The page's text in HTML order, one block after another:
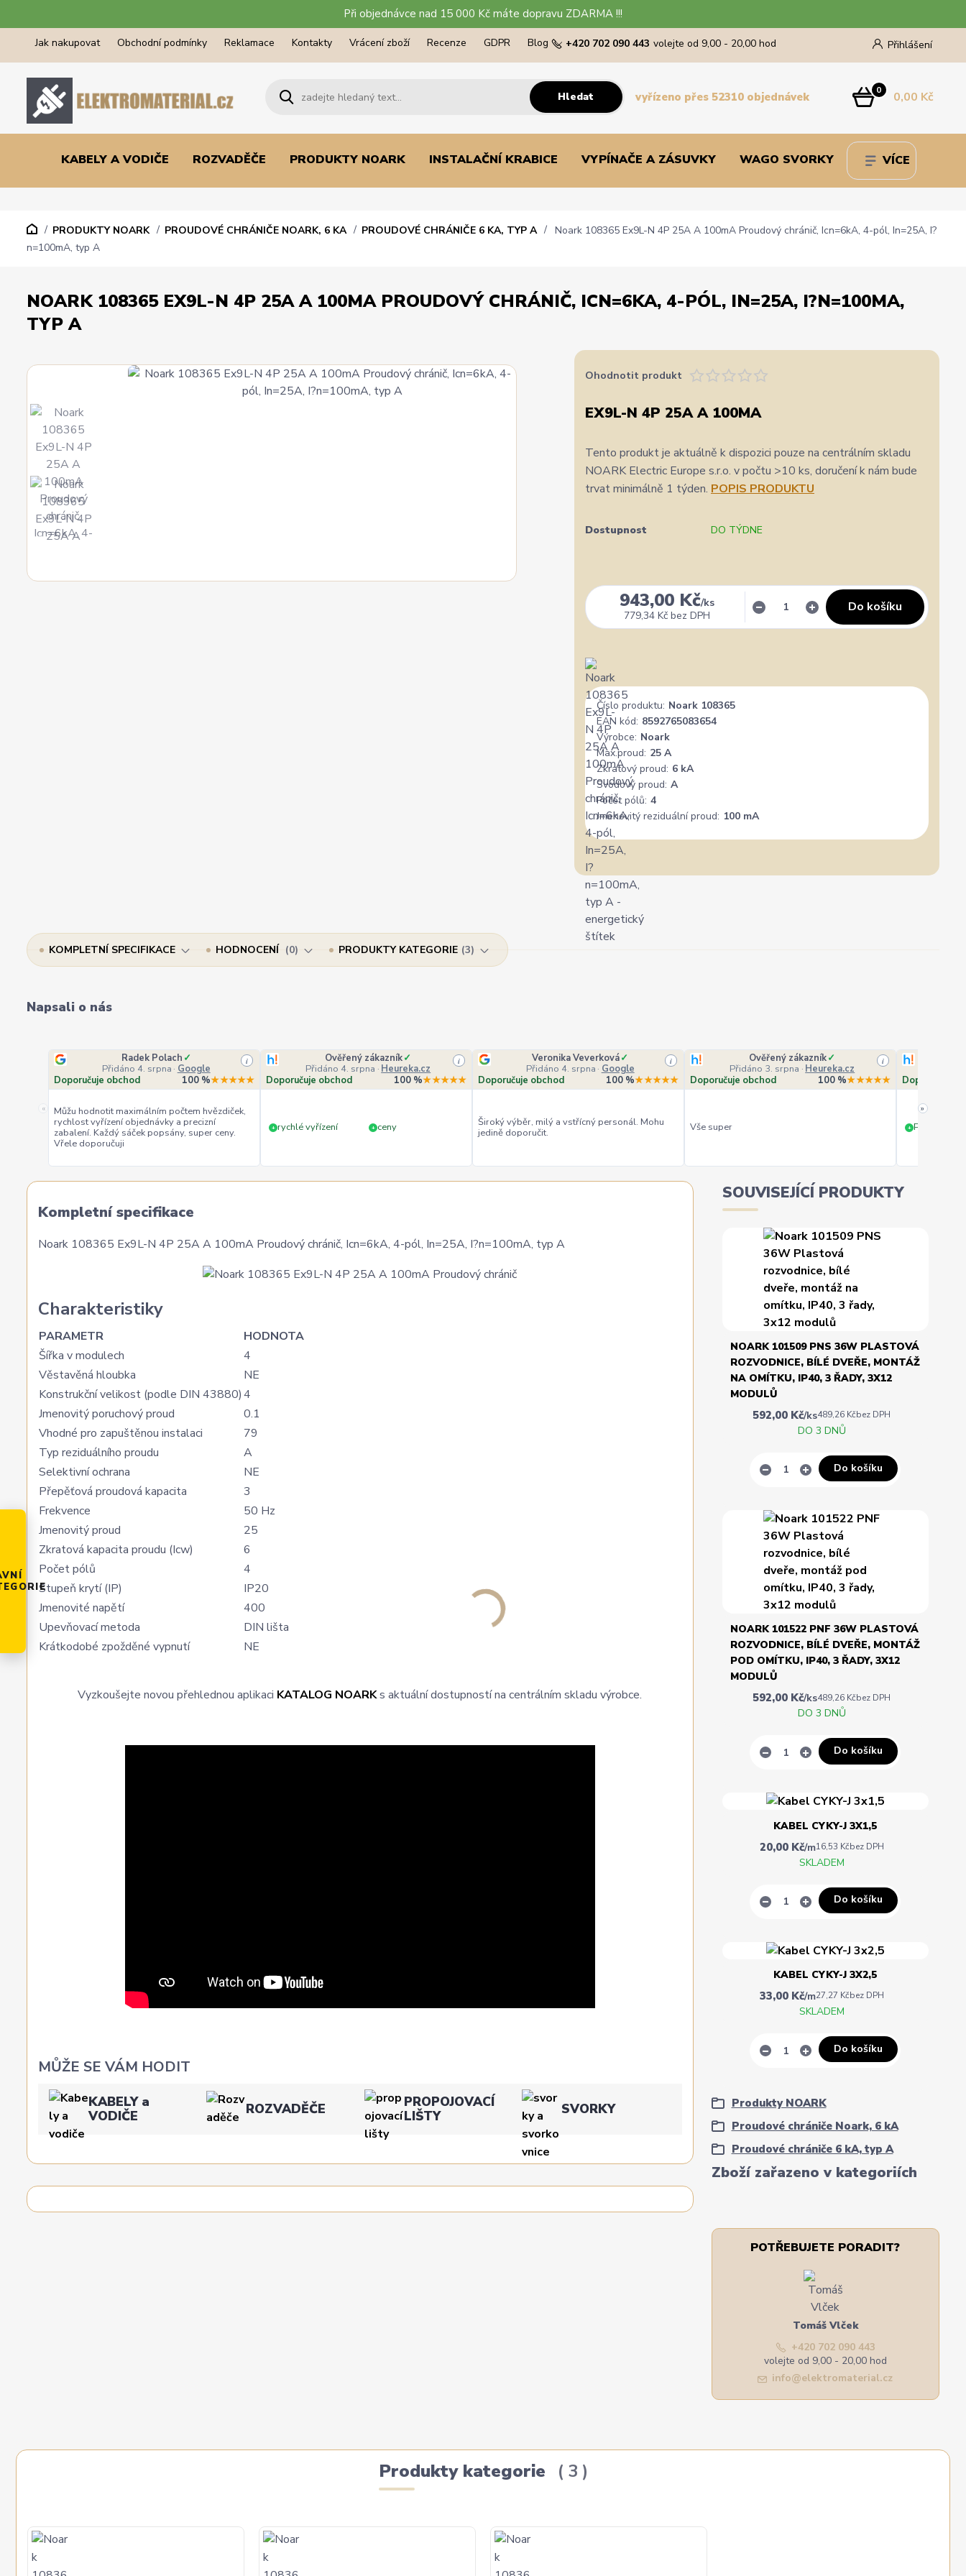
Při objednávce nad 15 000 Kč máte dopravu ZDARMA !!!
Jak nakupovat Obchodní podmínky Reklamace Kontakty Vrácení zboží Recenze GDPR Blog Přihlášení
Hledat
+420 702 090 443 volejte od 9,00 - 20,00 hod
0 0,00 Kč
vyřízeno přes 52310 objednávek
KABELY A VODIČE ROZVADĚČE PRODUKTY NOARK INSTALAČNÍ KRABICE VYPÍNAČE A ZÁSUVKY WAGO SVORKY VÍCE
PRODUKTY NOARK PROUDOVÉ CHRÁNIČE NOARK, 6 KA PROUDOVÉ CHRÁNIČE 6 KA, TYP A
Noark 108365 Ex9L-N 4P 25A A 100mA Proudový chránič, Icn=6kA, 4-pól, In=25A, I?
n=100mA, typ A
NOARK 108365 EX9L-N 4P 25A A 100MA PROUDOVÝ CHRÁNIČ, ICN=6KA, 4-PÓL, IN=25A, I?N=100MA,
TYP A
Ohodnotit produkt
EX9L-N 4P 25A A 100MA
Tento produkt je aktuálně k dispozici pouze na centrálním skladu
NOARK Electric Europe s.r.o. v počtu >10 ks, doručení k nám bude
trvat minimálně 1 týden. POPIS PRODUKTU
Dostupnost DO TÝDNE
943,00 Kč/ks
779,34 Kč bez DPH
Do košíku
Číslo produktu: Noark 108365
EAN kód: 8592765083654
Výrobce: Noark
Max.proud: 25 A
Zkratový proud: 6 kA
Svodový proud: A
Počet pólů: 4
Jmenovitý reziduální proud: 100 mA
KOMPLETNÍ SPECIFIKACE HODNOCENÍ 0 PRODUKTY KATEGORIE 3
Napsali o nás
«
Radek Polach ✓
Přidáno 4. srpna · Google
i
Doporučuje obchod 100 %★★★★★
Můžu hodnotit maximálním počtem hvězdiček,
rychlost vyřízení objednávky a precizní
zabalení. Každý sáček popsány, super ceny.
Vřele doporučuji
Ověřený zákazník✓
Přidáno 4. srpna · Heureka.cz
i
Doporučuje obchod 100 %★★★★★
+ rychlé vyřízení + ceny
Veronika Veverková✓
Přidáno 4. srpna · Google
i
Doporučuje obchod 100 %★★★★★
Široký výběr, milý a vstřícný personál. Mohu
jedině doporučit.
Ověřený zákazník✓
Přidáno 3. srpna · Heureka.cz
i
Doporučuje obchod 100 %★★★★★
Vše super
Doporučuje
+ PERFEKTNÍ
»
Kompletní specifikace
Noark 108365 Ex9L-N 4P 25A A 100mA Proudový chránič, Icn=6kA, 4-pól, In=25A, I?n=100mA, typ A
Charakteristiky
PARAMETR
HODNOTA
Šířka v modulech
4
Věstavěná hloubka
NE
Konstrukční velikost (podle DIN 43880)4
Jmenovitý poruchový proud
0.1
Vhodné pro zapuštěnou instalaci
79
Typ reziduálního proudu
A
Selektivní ochrana
NE
Přepěťová proudová kapacita
3
Frekvence
50 Hz
Jmenovitý proud
25
Zkratová kapacita proudu (Icw)
6
Počet pólů
4
Stupeň krytí (IP)
IP20
Jmenovité napětí
400
Upevňovací metoda
DIN lišta
Krátkodobé zpožděné vypnutí
NE
Vyzkoušejte novou přehlednou aplikaci KATALOG NOARKs aktuální dostupností na centrálním skladu výrobce.
MŮŽE SE VÁM HODIT
KABELY a
VODIČE
ROZVADĚČE
PROPOJOVACÍ
LIŠTY
SVORKY
Zboží zařazeno v kategoriích
Produkty NOARK
Proudové chrániče Noark, 6 kA
Proudové chrániče 6 kA, typ A
SOUVISEJÍCÍ PRODUKTY
NOARK 101509 PNS 36W PLASTOVÁ
ROZVODNICE, BÍLÉ DVEŘE, MONTÁŽ
NA OMÍTKU, IP40, 3 ŘADY, 3X12
MODULŮ
592,00 Kč/ks489,26 Kčbez DPH
DO 3 DNŮ
Do košíku
NOARK 101522 PNF 36W PLASTOVÁ
ROZVODNICE, BÍLÉ DVEŘE, MONTÁŽ
POD OMÍTKU, IP40, 3 ŘADY, 3X12
MODULŮ
592,00 Kč/ks489,26 Kčbez DPH
DO 3 DNŮ
Do košíku
KABEL CYKY-J 3X1,5
20,00 Kč/m16,53 Kčbez DPH
SKLADEM
Do košíku
KABEL CYKY-J 3X2,5
33,00 Kč/m27,27 Kčbez DPH
SKLADEM
Do košíku
POTŘEBUJETE PORADIT?
Tomáš Vlček
+420 702 090 443
volejte od 9,00 - 20,00 hod
info@elektromaterial.cz
Produkty kategorie 3